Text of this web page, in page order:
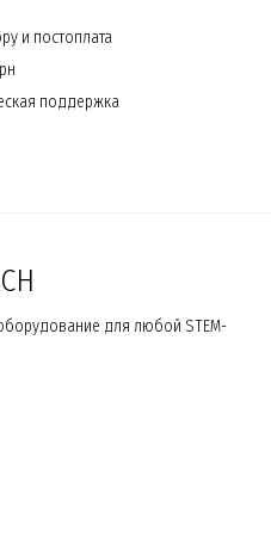
и постоплата
поддержка
для любой STEM-